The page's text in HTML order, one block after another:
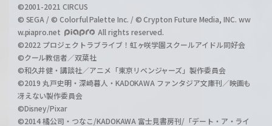
©2001-2021 CIRCUS
© SEGA / © Colorful Palette Inc. / © Crypton Future Media, INC. ww
w.piapro.net
All rights reserved.
©2022 プロジェクトラブライブ！虹ヶ咲学園スクールアイドル同好会
©クール教信者／双葉社
©和久井健・講談社／アニメ「東京リベンジャーズ」製作委員会
©2019 丸戸史明・深崎暮人・KADOKAWA ファンタジア文庫刊／映画も
冴えない製作委員会
©Disney/Pixar
©2014 橘公司・つなこ/KADOKAWA 富士見書房刊/「デート・ア・ライ